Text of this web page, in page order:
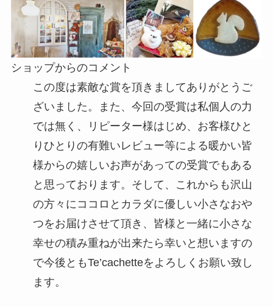
ショップからのコメント
この度は素敵な賞を頂きましてありがとうご
ざいました。また、今回の受賞は私個人の力
では無く、リピーター様はじめ、お客様ひと
りひとりの有難いレビュー等による暖かい皆
様からの嬉しいお声があっての受賞でもある
と思っております。そして、これからも沢山
の方々にココロとカラダに優しい小さなおや
つをお届けさせて頂き、皆様と一緒に小さな
幸せの積み重ねが出来たら幸いと想いますの
で今後ともTe’cachetteをよろしくお願い致し
ます。